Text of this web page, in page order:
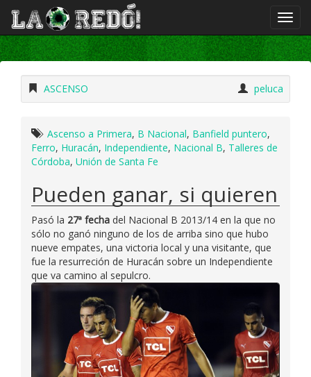
ASCENSO peluca
Ascenso a Primera, B Nacional, Banfield puntero,
Ferro, Huracán, Independiente, Nacional B, Talleres de
Córdoba, Unión de Santa Fe
Pueden ganar, si quieren
Pasó la 27ª fecha del Nacional B 2013/14 en la que no
sólo no ganó ninguno de los de arriba sino que hubo
nueve empates, una victoria local y una visitante, que
fue la resurreción de Huracán sobre un Independiente
que va camino al sepulcro.